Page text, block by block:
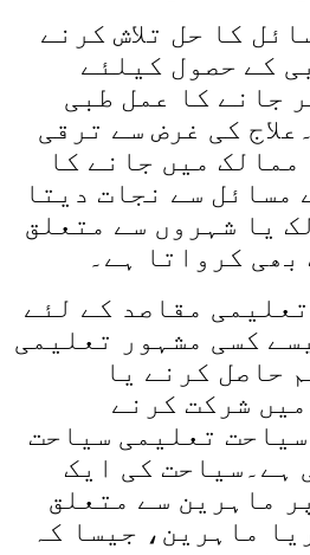
کا حل تلاش کرنے
کے حصول کیلئے
جانے کا عمل طبی
کی غرض سے ترقی
میں جانے کا
مسائل سے نجات دیتا
یا شہروں سے متعلق
بھی کرواتا ہے۔
مقاصد کے لئے
کسی مشہور تعلیمی
حاصل کرنے یا
شرکت کرنے
تعلیمی سیاحت
ہے۔سیاحت کی ایک
ماہرین سے متعلق
ماہرین، جیسا کہ